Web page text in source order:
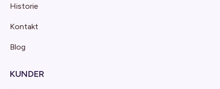
Historie
Kontakt
Blog
KUNDER